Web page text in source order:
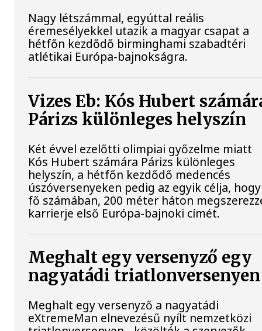
Nagy létszámmal, egyúttal reális
éremesélyekkel utazik a magyar csapat a
hétfőn kezdődő birminghami szabadtéri
atlétikai Európa-bajnokságra.
Vizes Eb: Kós Hubert
Párizs különleges helyszín
Két évvel ezelőtti olimpiai győzelme miatt
Kós Hubert számára Párizs különleges
helyszín, a hétfőn kezdődő medencés
úszóversenyeken pedig az egyik célja, hogy
fő számában, 200 méter háton
karrierje első Európa-bajnoki címét.
Meghalt egy versenyző egy
nagyatádi triatlonversenyen
Meghalt egy versenyző a nagyatádi
eXtremeMan elnevezésű nyílt nemzetközi